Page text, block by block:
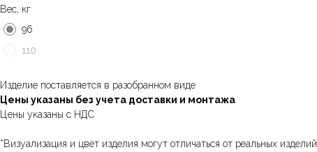
Вес, кг
96
110
Изделие поставляется в разобранном виде
Цены указаны без учета доставки и монтажа
Цены указаны с НДС
*Визуализация и цвет изделия могут отличаться от реальных изделий